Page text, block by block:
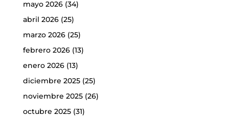
mayo 2026(34)
abril 2026(25)
marzo 2026(25)
febrero 2026(13)
enero 2026(13)
diciembre 2025(25)
noviembre 2025(26)
octubre 2025(31)